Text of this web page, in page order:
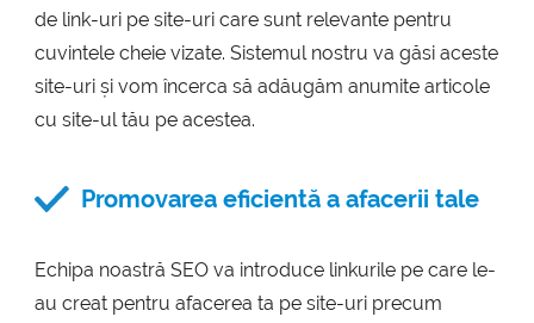
de link-uri pe site-uri care sunt relevante pentru
cuvintele cheie vizate. Sistemul nostru va găsi aceste
site-uri și vom încerca să adăugăm anumite articole
cu site-ul tău pe acestea.
Promovarea eficientă a afacerii tale
Echipa noastră SEO va introduce linkurile pe care le-
au creat pentru afacerea ta pe site-uri precum